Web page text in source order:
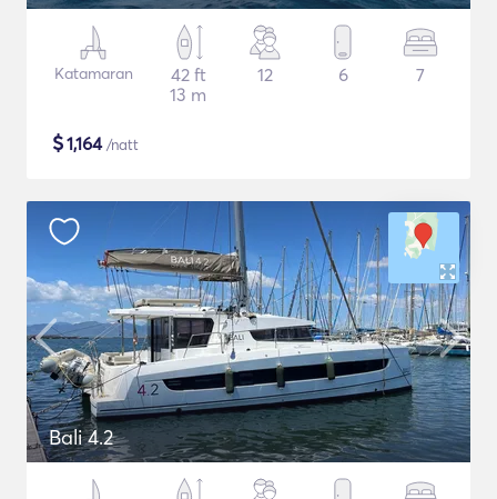
Katamaran
42 ft
13 m
12 6 7
$1,164/natt
Bali 4.2